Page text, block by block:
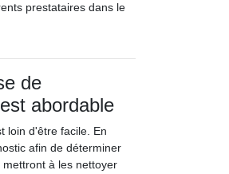
prestataires dans le
de
abordable
loin d'être facile. En
afin de déterminer
à les nettoyer